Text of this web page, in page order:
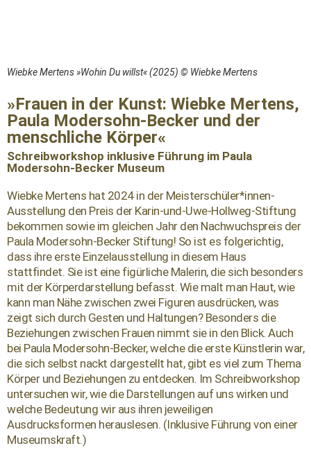
Wiebke Mertens »Wohin Du willst« (2025) © Wiebke Mertens
»Frauen in der Kunst: Wiebke Mertens,
Paula Modersohn-Becker und der
menschliche Körper«
Schreibworkshop inklusive Führung im Paula
Modersohn-Becker Museum
Wiebke Mertens hat 2024 in der Meisterschüler*innen-
Ausstellung den Preis der Karin-und-Uwe-Hollweg-Stiftung
bekommen sowie im gleichen Jahr den Nachwuchspreis der
Paula Modersohn-Becker Stiftung! So ist es folgerichtig,
dass ihre erste Einzelausstellung in diesem Haus
stattfindet. Sie ist eine figürliche Malerin, die sich besonders
mit der Körperdarstellung befasst. Wie malt man Haut, wie
kann man Nähe zwischen zwei Figuren ausdrücken, was
zeigt sich durch Gesten und Haltungen? Besonders die
Beziehungen zwischen Frauen nimmt sie in den Blick. Auch
bei Paula Modersohn-Becker, welche die erste Künstlerin war,
die sich selbst nackt dargestellt hat, gibt es viel zum Thema
Körper und Beziehungen zu entdecken. Im Schreibworkshop
untersuchen wir, wie die Darstellungen auf uns wirken und
welche Bedeutung wir aus ihren jeweiligen
Ausdrucksformen herauslesen. (Inklusive Führung von einer
Museumskraft.)